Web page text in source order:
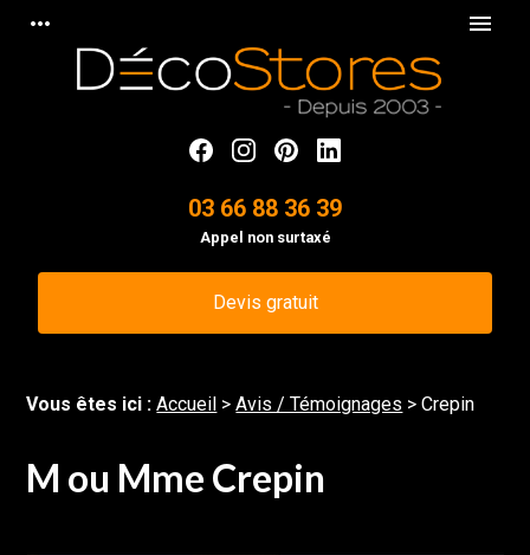
more_horiz menu
03 66 88 36 39
Appel non surtaxé
Devis gratuit
Vous êtes ici :Accueil >Avis / Témoignages >Crepin
M ou Mme Crepin